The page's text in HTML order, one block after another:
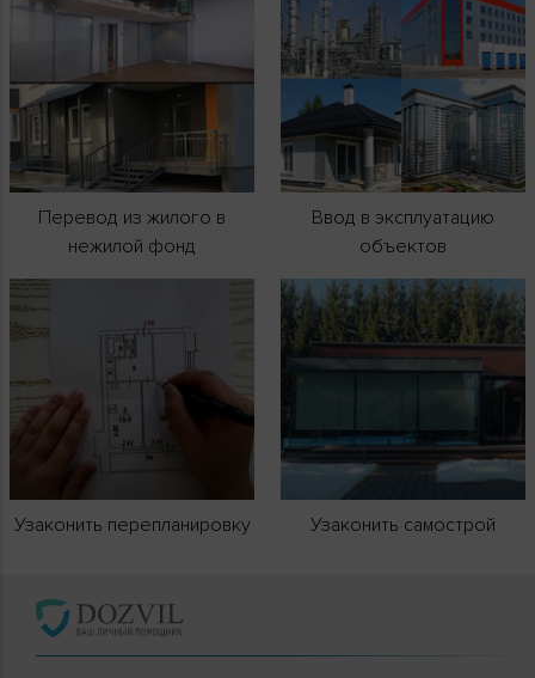
Перевод из жилого в
нежилой фонд
Ввод в эксплуатацию
объектов
Узаконить перепланировку Узаконить самострой